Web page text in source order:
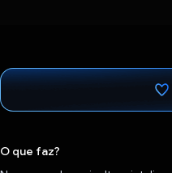
O que faz?